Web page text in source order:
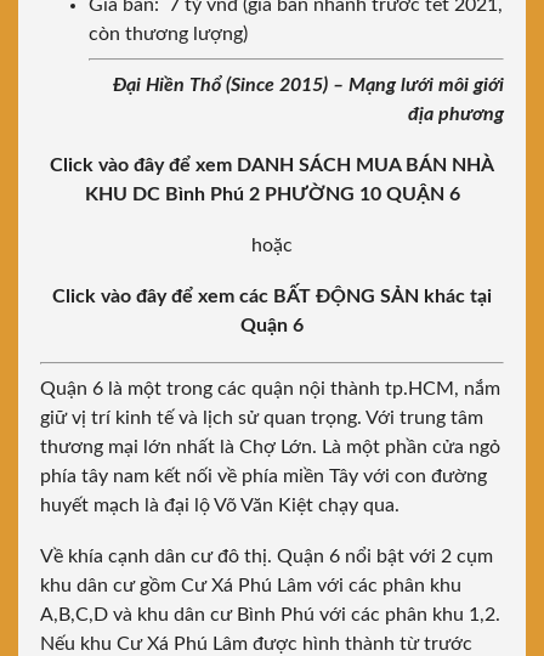
Giá bán: 7 tỷ vnđ (giá bán nhanh trước tết 2021,
còn thương lượng)
Đại Hiền Thổ (Since 2015) – Mạng lưới môi giới
địa phương
Click vào đây để xem DANH SÁCH MUA BÁN NHÀ
KHU DC Bình Phú 2 PHƯỜNG 10 QUẬN 6
hoặc
Click vào đây để xem các BẤT ĐỘNG SẢN khác tại
Quận 6
Quận 6 là một trong các quận nội thành tp.HCM, nắm
giữ vị trí kinh tế và lịch sử quan trọng. Với trung tâm
thương mại lớn nhất là Chợ Lớn. Là một phần cửa ngỏ
phía tây nam kết nối về phía miền Tây với con đường
huyết mạch là đại lộ Võ Văn Kiệt chạy qua.
Về khía cạnh dân cư đô thị. Quận 6 nổi bật với 2 cụm
khu dân cư gồm Cư Xá Phú Lâm với các phân khu
A,B,C,D và khu dân cư Bình Phú với các phân khu 1,2.
Nếu khu Cư Xá Phú Lâm được hình thành từ trước